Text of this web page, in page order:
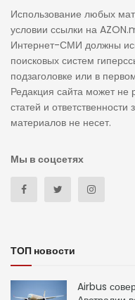
Использование любых
условии ссылки на
Интернет-СМИ должны
поисковых систем
подзаголовке или в
Редакция сайта может не
статей и
материалов не несет.
Мы в соцсетях
ТОП новости
Airbus